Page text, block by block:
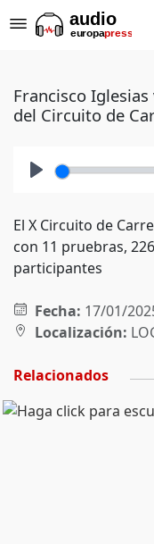
Francisco
del Circuito de
El X Circuito de
con 11 pruebras,
participantes
Fecha: 17/01/
Localización:
Relacionados